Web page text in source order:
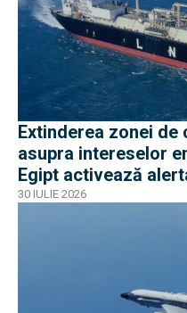
Extinderea zonei
asupra intereselor
Egipt activează
30 IULIE 2026